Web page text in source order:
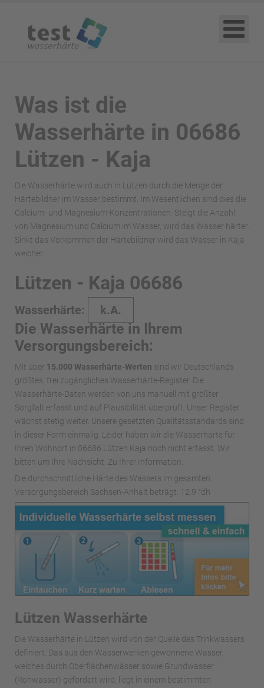
Was ist die
Wasserhärte in 06686
Lützen - Kaja
Die Wasserhärte wird auch in Lützen durch die Menge der
Härtebildner im Wasser bestimmt. Im Wesentlichen sind dies die
Calcium- und Magnesium-Konzentrationen. Steigt die Anzahl
von Magnesium und Calcium im Wasser, wird das Wasser härter.
Sinkt das Vorkommen der Härtebildner wird das Wasser in Kaja
weicher.
Lützen - Kaja 06686
Wasserhärte: k.A.
Die Wasserhärte in Ihrem
Versorgungsbereich:
Mit über 15.000 Wasserhärte-Werten sind wir Deutschlands
größtes, frei zugängliches Wasserhärte-Register. Die
Wasserhärte-Daten werden von uns manuell mit größter
Sorgfalt erfasst und auf Plausibilität überprüft. Unser Register
wächst stetig weiter. Unsere gesetzten Qualitätsstandards sind
in dieser Form einmalig. Leider haben wir die Wasserhärte für
Ihren Wohnort in 06686 Lützen Kaja noch nicht erfasst. Wir
bitten um Ihre Nachsicht. Zu Ihrer Information:
Die durchschnittliche Härte des Wassers im gesamten
Versorgungsbereich Sachsen-Anhalt beträgt: 12.9 °dh
Lützen Wasserhärte
Die Wasserhärte in Lützen wird von der Quelle des Trinkwassers
definiert. Das aus den Wasserwerken gewonnene Wasser,
welches durch Oberflächenwässer sowie Grundwasser
(Rohwasser) gefördert wird, liegt in einem bestimmten